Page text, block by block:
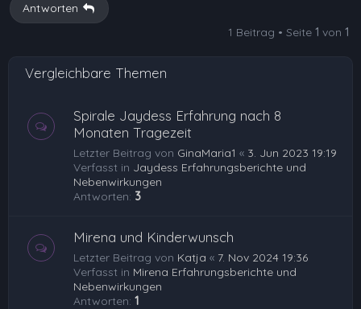
Antworten
1 Beitrag • Seite 1 von 1
Vergleichbare Themen
Spirale Jaydess Erfahrung nach 8
Monaten Tragezeit
Letzter Beitrag von GinaMaria1 « 3. Jun 2023 19:19
Verfasst in Jaydess Erfahrungsberichte und
Nebenwirkungen
Antworten: 3
Mirena und Kinderwunsch
Letzter Beitrag von Katja « 7. Nov 2024 19:36
Verfasst in Mirena Erfahrungsberichte und
Nebenwirkungen
Antworten: 1